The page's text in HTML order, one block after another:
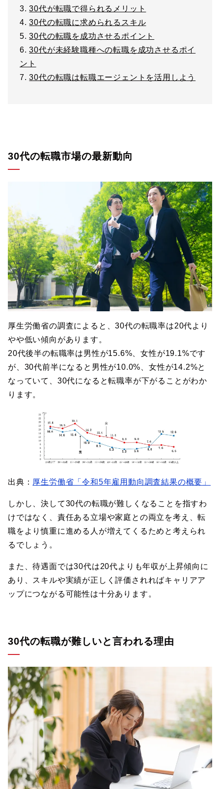
3.30代が転職で得られるメリット
4.30代の転職に求められるスキル
5.30代の転職を成功させるポイント
6.30代が未経験職種への転職を成功させるポイ
ント
7.30代の転職は転職エージェントを活用しよう
30代の転職市場の最新動向
厚生労働省の調査によると、30代の転職率は20代より
やや低い傾向があります。
20代後半の転職率は男性が15.6%、女性が19.1%です
が、30代前半になると男性が10.0%、女性が14.2%と
なっていて、30代になると転職率が下がることがわか
ります。
出典： 厚生労働省「令和5年雇用動向調査結果の概要」
しかし、決して30代の転職が難しくなることを指すわ
けではなく、責任ある立場や家庭との両立を考え、転
職をより慎重に進める人が増えてくるためと考えられ
るでしょう。
また、待遇面では30代は20代よりも年収が上昇傾向に
あり、スキルや実績が正しく評価されればキャリアア
ップにつながる可能性は十分あります。
30代の転職が難しいと言われる理由